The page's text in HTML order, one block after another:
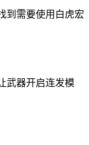
到需要使用白虎宏
武器开启连发模